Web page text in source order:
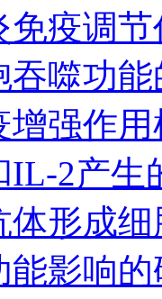
免疫调
吞噬功
增强作
IL-2产生
体形成
能影响的